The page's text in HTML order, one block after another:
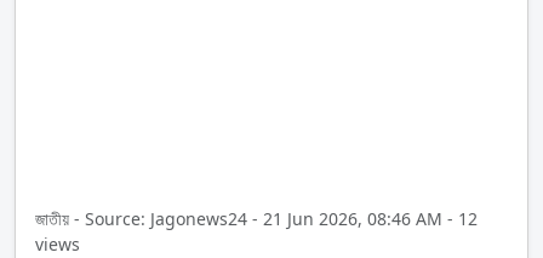
জাতীয় - Source: Jagonews24 - 21 Jun 2026, 08:46 AM - 12
views